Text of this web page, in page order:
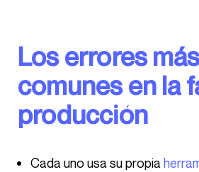
Los errores más
comunes en la
producción
Cada uno usa su propia